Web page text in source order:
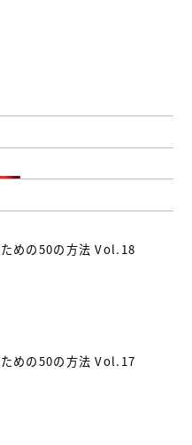
めの50の方法 Vol.18
めの50の方法 Vol.17